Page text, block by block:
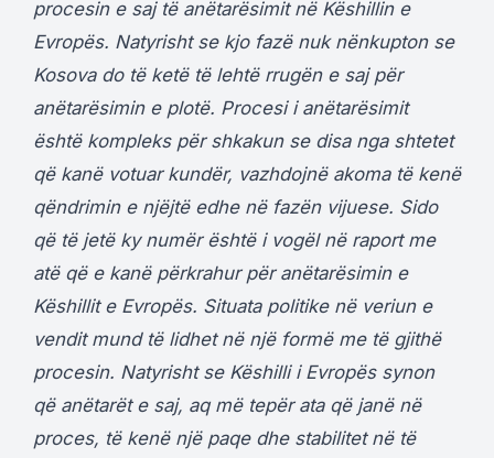
procesin e saj të anëtarësimit në Këshillin e
Evropës. Natyrisht se kjo fazë nuk nënkupton se
Kosova do të ketë të lehtë rrugën e saj për
anëtarësimin e plotë. Procesi i anëtarësimit
është kompleks për shkakun se disa nga shtetet
që kanë votuar kundër, vazhdojnë akoma të kenë
qëndrimin e njëjtë edhe në fazën vijuese. Sido
që të jetë ky numër është i vogël në raport me
atë që e kanë përkrahur për anëtarësimin e
Këshillit e Evropës. Situata politike në veriun e
vendit mund të lidhet në një formë me të gjithë
procesin. Natyrisht se Këshilli i Evropës synon
që anëtarët e saj, aq më tepër ata që janë në
proces, të kenë një paqe dhe stabilitet në të